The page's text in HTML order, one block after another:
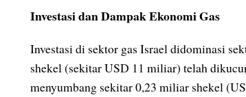
Investasi dan Dampak Ekonomi Gas
Investasi di sektor gas Israel didominasi
shekel (sekitar USD 11 miliar) telah
menyumbang sekitar 0,23 miliar shekel